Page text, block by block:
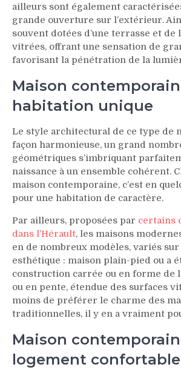
ailleurs sont également
grande ouverture sur l’extérieur.
souvent dotées d’une terrasse et de
vitrées, offrant une sensation de
favorisant la pénétration de la
Maison
habitation unique
Le style architectural de ce type de
façon harmonieuse, un grand
géométriques s’imbriquant
naissance à un ensemble cohérent.
maison contemporaine, c’est en
pour une habitation de caractère.
Par ailleurs, proposées par certains
dans l’Hérault, les maisons
en de nombreux modèles, variés
esthétique : maison plain-pied ou a
construction carrée ou en forme de
ou en pente, étendue des surfaces
moins de préférer le charme des
traditionnelles, il y en a vraiment
Maison
logement